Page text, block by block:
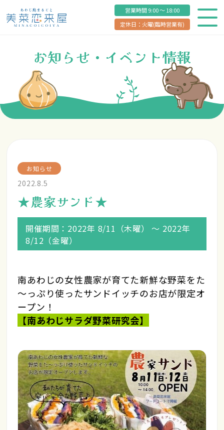
営業時間 9:00 ～ 18:00
定休日：火曜(臨時営業有)
お知らせ・イベント情報
お知らせ
2022.8.5
★農家サンド★
開催期間：2022年 8/11（木曜） 〜 2022年
8/12（金曜）
南あわじの女性農家が育てた新鮮な野菜をた
～っぷり使ったサンドイッチのお店が限定オ
ープン！
【南あわじサラダ野菜研究会】